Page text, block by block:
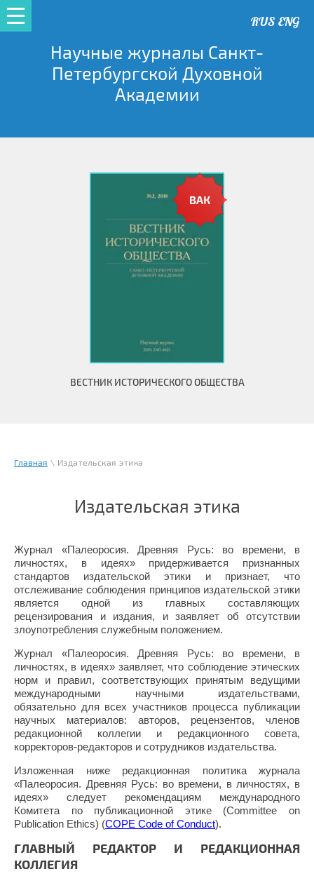
RUS ENG
Научные журналы Санкт-
Петербургской Духовной
Академии
ВЕСТНИК ИСТОРИЧЕСКОГО ОБЩЕСТВА
Главная \ Издательская этика
Издательская этика
Журнал «Палеоросия. Древняя Русь: во времени, в
личностях, в идеях» придерживается признанных
стандартов издательской этики и признает, что
отслеживание соблюдения принципов издательской этики
является одной из главных составляющих
рецензирования и издания, и заявляет об отсутствии
злоупотребления служебным положением.
Журнал «Палеоросия. Древняя Русь: во времени, в
личностях, в идеях» заявляет, что соблюдение этических
норм и правил, соответствующих принятым ведущими
международными научными издательствами,
обязательно для всех участников процесса публикации
научных материалов: авторов, рецензентов, членов
редакционной коллегии и редакционного совета,
корректоров-редакторов и сотрудников издательства.
Изложенная ниже редакционная политика журнала
«Палеоросия. Древняя Русь: во времени, в личностях, в
идеях» следует рекомендациям международного
Комитета по публикационной этике (Committee on
Publication Ethics) (COPE Code of Conduct).
ГЛАВНЫЙ РЕДАКТОР И РЕДАКЦИОННАЯ
КОЛЛЕГИЯ